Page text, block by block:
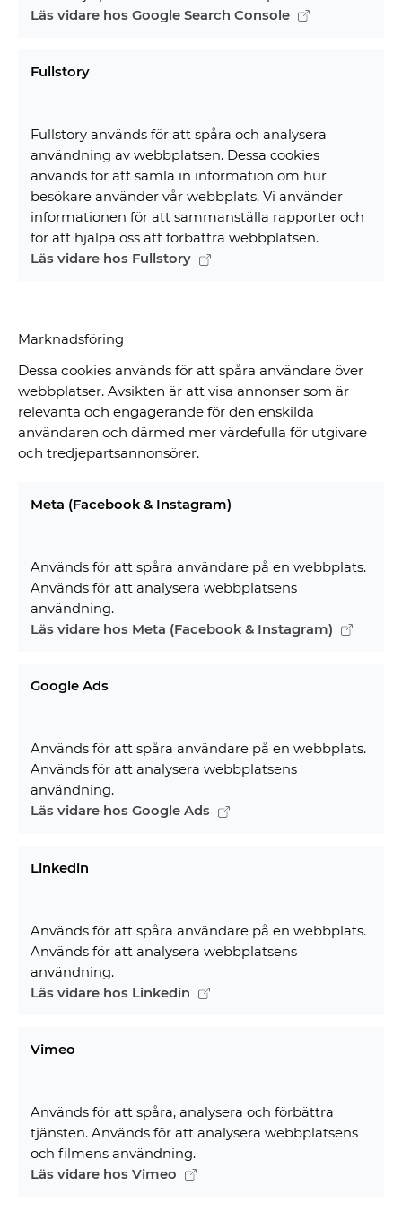
Läs vidare hos Google Search Console
Fullstory
Fullstory används för att spåra och analysera
användning av webbplatsen. Dessa cookies
används för att samla in information om hur
besökare använder vår webbplats. Vi använder
informationen för att sammanställa rapporter och
för att hjälpa oss att förbättra webbplatsen.
Läs vidare hos Fullstory
Marknadsföring
Dessa cookies används för att spåra användare över
webbplatser. Avsikten är att visa annonser som är
relevanta och engagerande för den enskilda
användaren och därmed mer värdefulla för utgivare
och tredjepartsannonsörer.
Meta (Facebook & Instagram)
Används för att spåra användare på en webbplats.
Används för att analysera webbplatsens
användning.
Läs vidare hos Meta (Facebook & Instagram)
Google Ads
Används för att spåra användare på en webbplats.
Används för att analysera webbplatsens
användning.
Läs vidare hos Google Ads
Linkedin
Används för att spåra användare på en webbplats.
Används för att analysera webbplatsens
användning.
Läs vidare hos Linkedin
Vimeo
Används för att spåra, analysera och förbättra
tjänsten. Används för att analysera webbplatsens
och filmens användning.
Läs vidare hos Vimeo